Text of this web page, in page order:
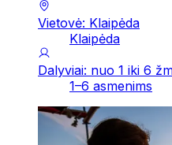
Vietovė: Klaipėda
Klaipėda
Dalyviai: nuo 1 iki 6
1–6 asmenims